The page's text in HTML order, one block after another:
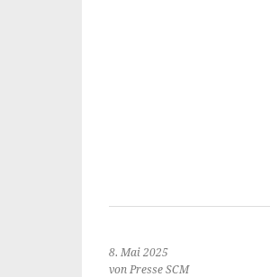
8. Mai 2025
von Presse SCM